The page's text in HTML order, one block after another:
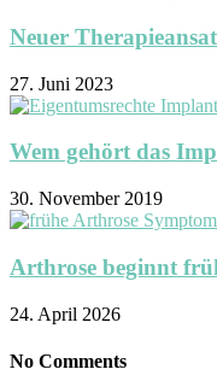
Neuer
27. Juni 2023
Wem gehört das
30. November 2019
Arthrose beginnt
24. April 2026
No Comments